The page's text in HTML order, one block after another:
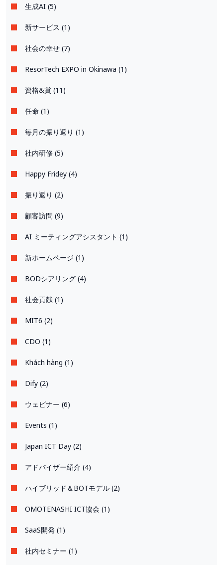
生成AI (5)
新サービス (1)
社会の幸せ (7)
ResorTech EXPO in Okinawa (1)
資格&賞 (11)
任命 (1)
毎月の振り返り (1)
社内研修 (5)
Happy Fridey (4)
振り返り (2)
顧客訪問 (9)
AI ミーティングアシスタント (1)
新ホームページ (1)
BODシアリング (4)
社会貢献 (1)
MIT6 (2)
CDO (1)
Khách hàng (1)
Dify (2)
ウェビナー (6)
Events (1)
Japan ICT Day (2)
アドバイザー紹介 (4)
ハイブリッド＆BOTモデル (2)
OMOTENASHI ICT協会 (1)
SaaS開発 (1)
社内セミナー (1)